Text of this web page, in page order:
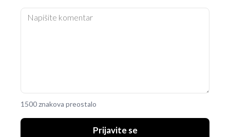
1500 znakova preostalo
Prijavite se